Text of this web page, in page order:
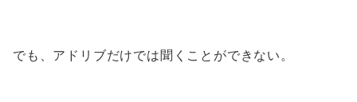
でも、アドリブだけでは聞くことができない。